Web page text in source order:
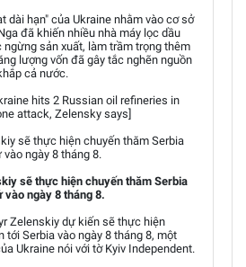
dài hạn" của Ukraine nhằm vào cơ sở
đã khiến nhiều nhà máy lọc dầu
sản xuất, làm trầm trọng thêm
lượng vốn đã gây tắc nghẽn nguồn
cả nước.
hits 2 Russian oil refineries in
attack, Zelensky says]
sẽ thực hiện chuyến thăm Serbia
ngày 8 tháng 8.
sẽ thực hiện chuyến thăm Serbia
ngày 8 tháng 8.
Zelenskiy dự kiến sẽ thực hiện
tới Serbia vào ngày 8 tháng 8, một
Ukraine nói với tờ Kyiv Independent.